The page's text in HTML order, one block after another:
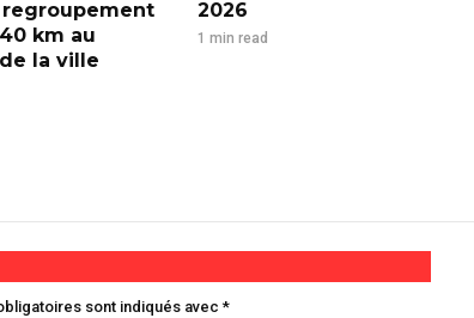
km au
la ville
2026
1 min read
sont indiqués avec *